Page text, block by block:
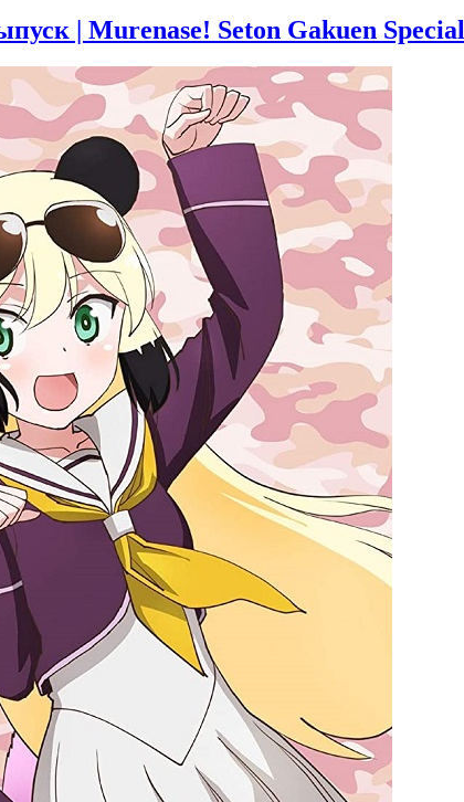
| Murenase! Seton Gakuen Special